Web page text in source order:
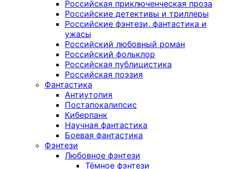
Российская приключенческая проза
Российские детективы и триллеры
Российские фэнтези, фантастика и
ужасы
Российский любовный роман
Российский фольклор
Российская публицистика
Российская поэзия
Фантастика
Антиутопия
Постапокалипсис
Киберпанк
Научная фантастика
Боевая фантастика
Фэнтези
Любовное фэнтези
Тёмное фэнтези